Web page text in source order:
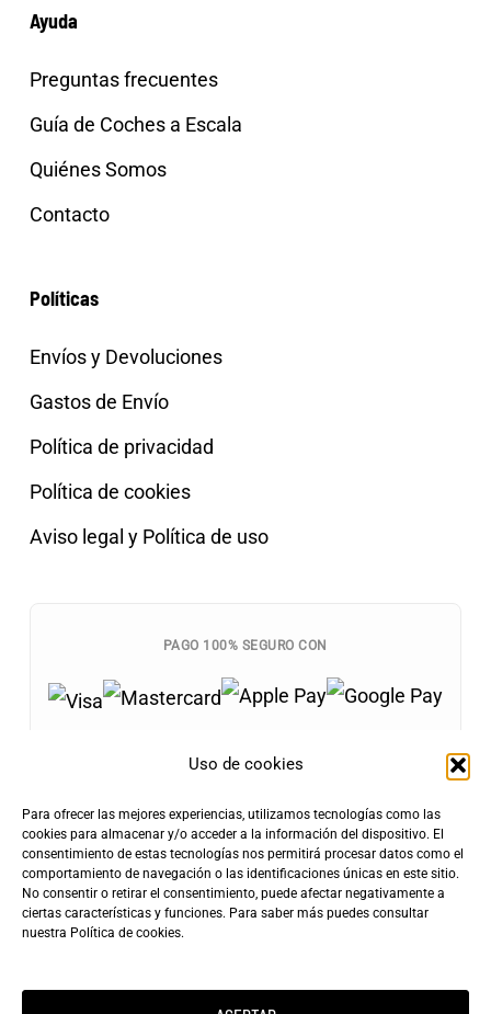
Uso de cookies
Para ofrecer las mejores experiencias, utilizamos tecnologías como las
cookies para almacenar y/o acceder a la información del dispositivo. El
consentimiento de estas tecnologías nos permitirá procesar datos como el
comportamiento de navegación o las identificaciones únicas en este sitio.
No consentir o retirar el consentimiento, puede afectar negativamente a
ciertas características y funciones. Para saber más puedes consultar
nuestra Política de cookies.
Ayuda
Preguntas frecuentes
Guía de Coches a Escala
Quiénes Somos
Contacto
Políticas
Envíos y Devoluciones
Gastos de Envío
Política de privacidad
Política de cookies
Aviso legal y Política de uso
PAGO 100% SEGURO CON
Tarifa de Envío
4,90€
Entrega Rápida
24-72h
Envíos Gratis
+100€